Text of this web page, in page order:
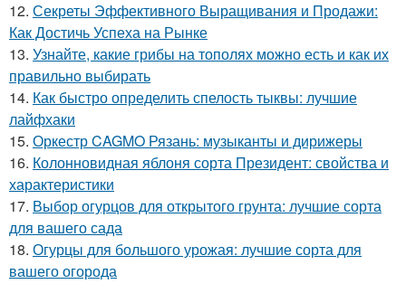
12. Секреты Эффективного Выращивания и Продажи:
Как Достичь Успеха на Рынке
13. Узнайте, какие грибы на тополях можно есть и как их
правильно выбирать
14. Как быстро определить спелость тыквы: лучшие
лайфхаки
15. Оркестр CAGMO Рязань: музыканты и дирижеры
16. Колонновидная яблоня сорта Президент: свойства и
характеристики
17. Выбор огурцов для открытого грунта: лучшие сорта
для вашего сада
18. Огурцы для большого урожая: лучшие сорта для
вашего огорода